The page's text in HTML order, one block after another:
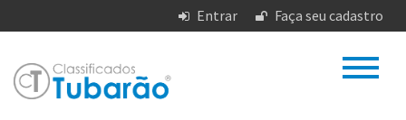
Entrar Faça seu cadastro